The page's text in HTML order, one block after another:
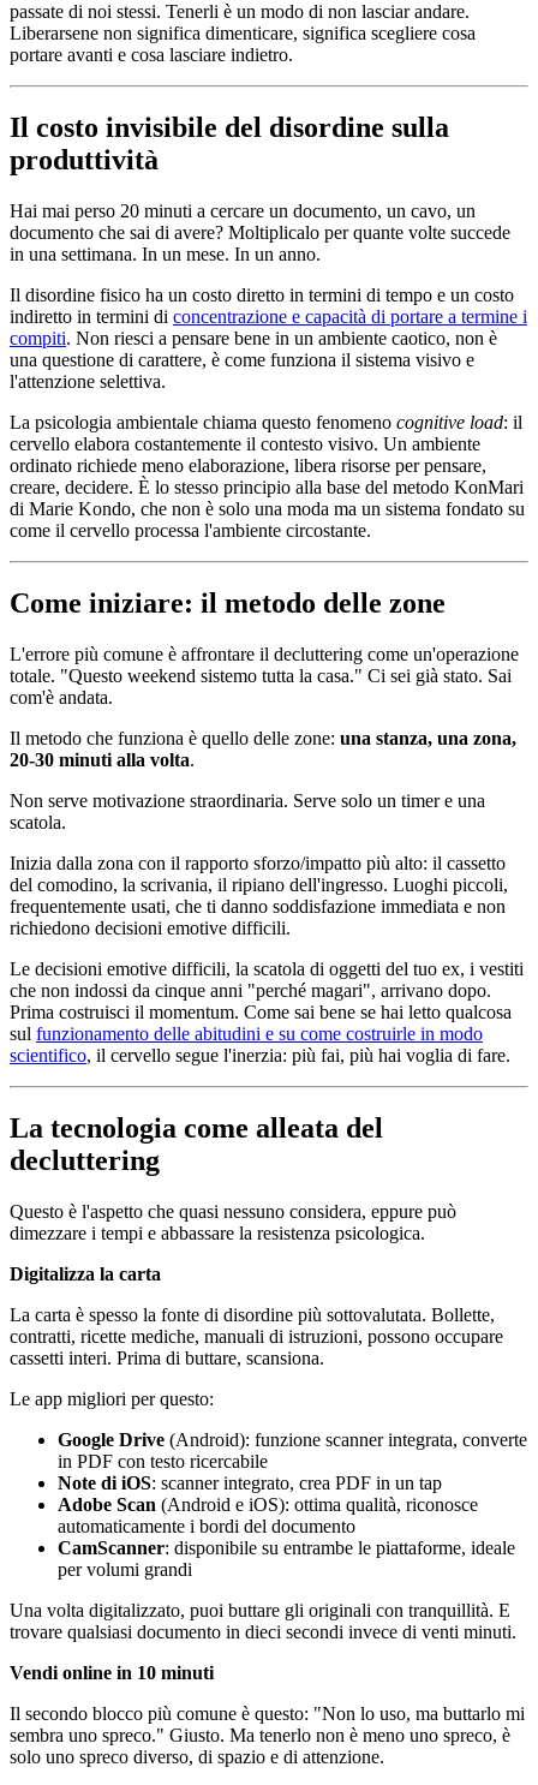
passate di noi stessi. Tenerli è un modo di non lasciar andare.
Liberarsene non significa dimenticare, significa scegliere cosa
portare avanti e cosa lasciare indietro.
Il costo invisibile del disordine sulla
produttività
Hai mai perso 20 minuti a cercare un documento, un cavo, un
documento che sai di avere? Moltiplicalo per quante volte succede
in una settimana. In un mese. In un anno.
Il disordine fisico ha un costo diretto in termini di tempo e un costo
indiretto in termini di concentrazione e capacità di portare a termine i
compiti. Non riesci a pensare bene in un ambiente caotico, non è
una questione di carattere, è come funziona il sistema visivo e
l'attenzione selettiva.
La psicologia ambientale chiama questo fenomeno cognitive load: il
cervello elabora costantemente il contesto visivo. Un ambiente
ordinato richiede meno elaborazione, libera risorse per pensare,
creare, decidere. È lo stesso principio alla base del metodo KonMari
di Marie Kondo, che non è solo una moda ma un sistema fondato su
come il cervello processa l'ambiente circostante.
Come iniziare: il metodo delle zone
L'errore più comune è affrontare il decluttering come un'operazione
totale. "Questo weekend sistemo tutta la casa." Ci sei già stato. Sai
com'è andata.
Il metodo che funziona è quello delle zone: una stanza, una zona,
20-30 minuti alla volta.
Non serve motivazione straordinaria. Serve solo un timer e una
scatola.
Inizia dalla zona con il rapporto sforzo/impatto più alto: il cassetto
del comodino, la scrivania, il ripiano dell'ingresso. Luoghi piccoli,
frequentemente usati, che ti danno soddisfazione immediata e non
richiedono decisioni emotive difficili.
Le decisioni emotive difficili, la scatola di oggetti del tuo ex, i vestiti
che non indossi da cinque anni "perché magari", arrivano dopo.
Prima costruisci il momentum. Come sai bene se hai letto qualcosa
sul funzionamento delle abitudini e su come costruirle in modo
scientifico, il cervello segue l'inerzia: più fai, più hai voglia di fare.
La tecnologia come alleata del
decluttering
Questo è l'aspetto che quasi nessuno considera, eppure può
dimezzare i tempi e abbassare la resistenza psicologica.
Digitalizza la carta
La carta è spesso la fonte di disordine più sottovalutata. Bollette,
contratti, ricette mediche, manuali di istruzioni, possono occupare
cassetti interi. Prima di buttare, scansiona.
Le app migliori per questo:
Google Drive (Android): funzione scanner integrata, converte
in PDF con testo ricercabile
Note di iOS: scanner integrato, crea PDF in un tap
Adobe Scan (Android e iOS): ottima qualità, riconosce
automaticamente i bordi del documento
CamScanner: disponibile su entrambe le piattaforme, ideale
per volumi grandi
Una volta digitalizzato, puoi buttare gli originali con tranquillità. E
trovare qualsiasi documento in dieci secondi invece di venti minuti.
Vendi online in 10 minuti
Il secondo blocco più comune è questo: "Non lo uso, ma buttarlo mi
sembra uno spreco." Giusto. Ma tenerlo non è meno uno spreco, è
solo uno spreco diverso, di spazio e di attenzione.